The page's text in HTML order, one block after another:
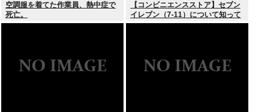
空調服を着てた作業員、熱中症で
死亡。
【コンビニエンスストア】セブン
イレブン（7-11）について知って
いること